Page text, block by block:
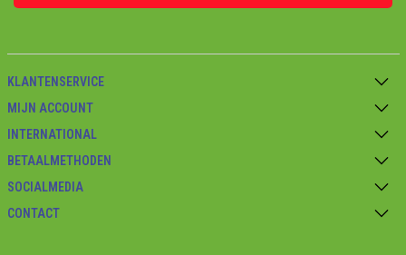
KLANTENSERVICE
MIJN ACCOUNT
INTERNATIONAL
BETAALMETHODEN
SOCIALMEDIA
CONTACT